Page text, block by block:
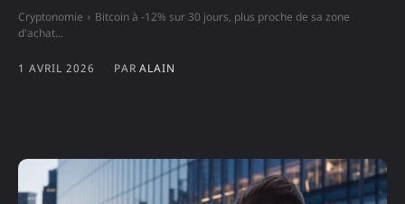
Cryptonomie
Bitcoin à -12% sur 30 jours, plus proche de sa zone
d'achat...
1 AVRIL 2026 PAR ALAIN